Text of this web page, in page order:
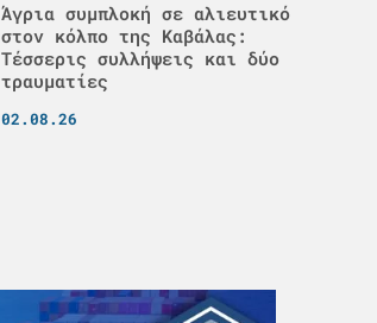
Άγρια συμπλοκή σε αλιευτικό
στον κόλπο της Καβάλας:
Τέσσερις συλλήψεις και δύο
τραυματίες
02.08.26